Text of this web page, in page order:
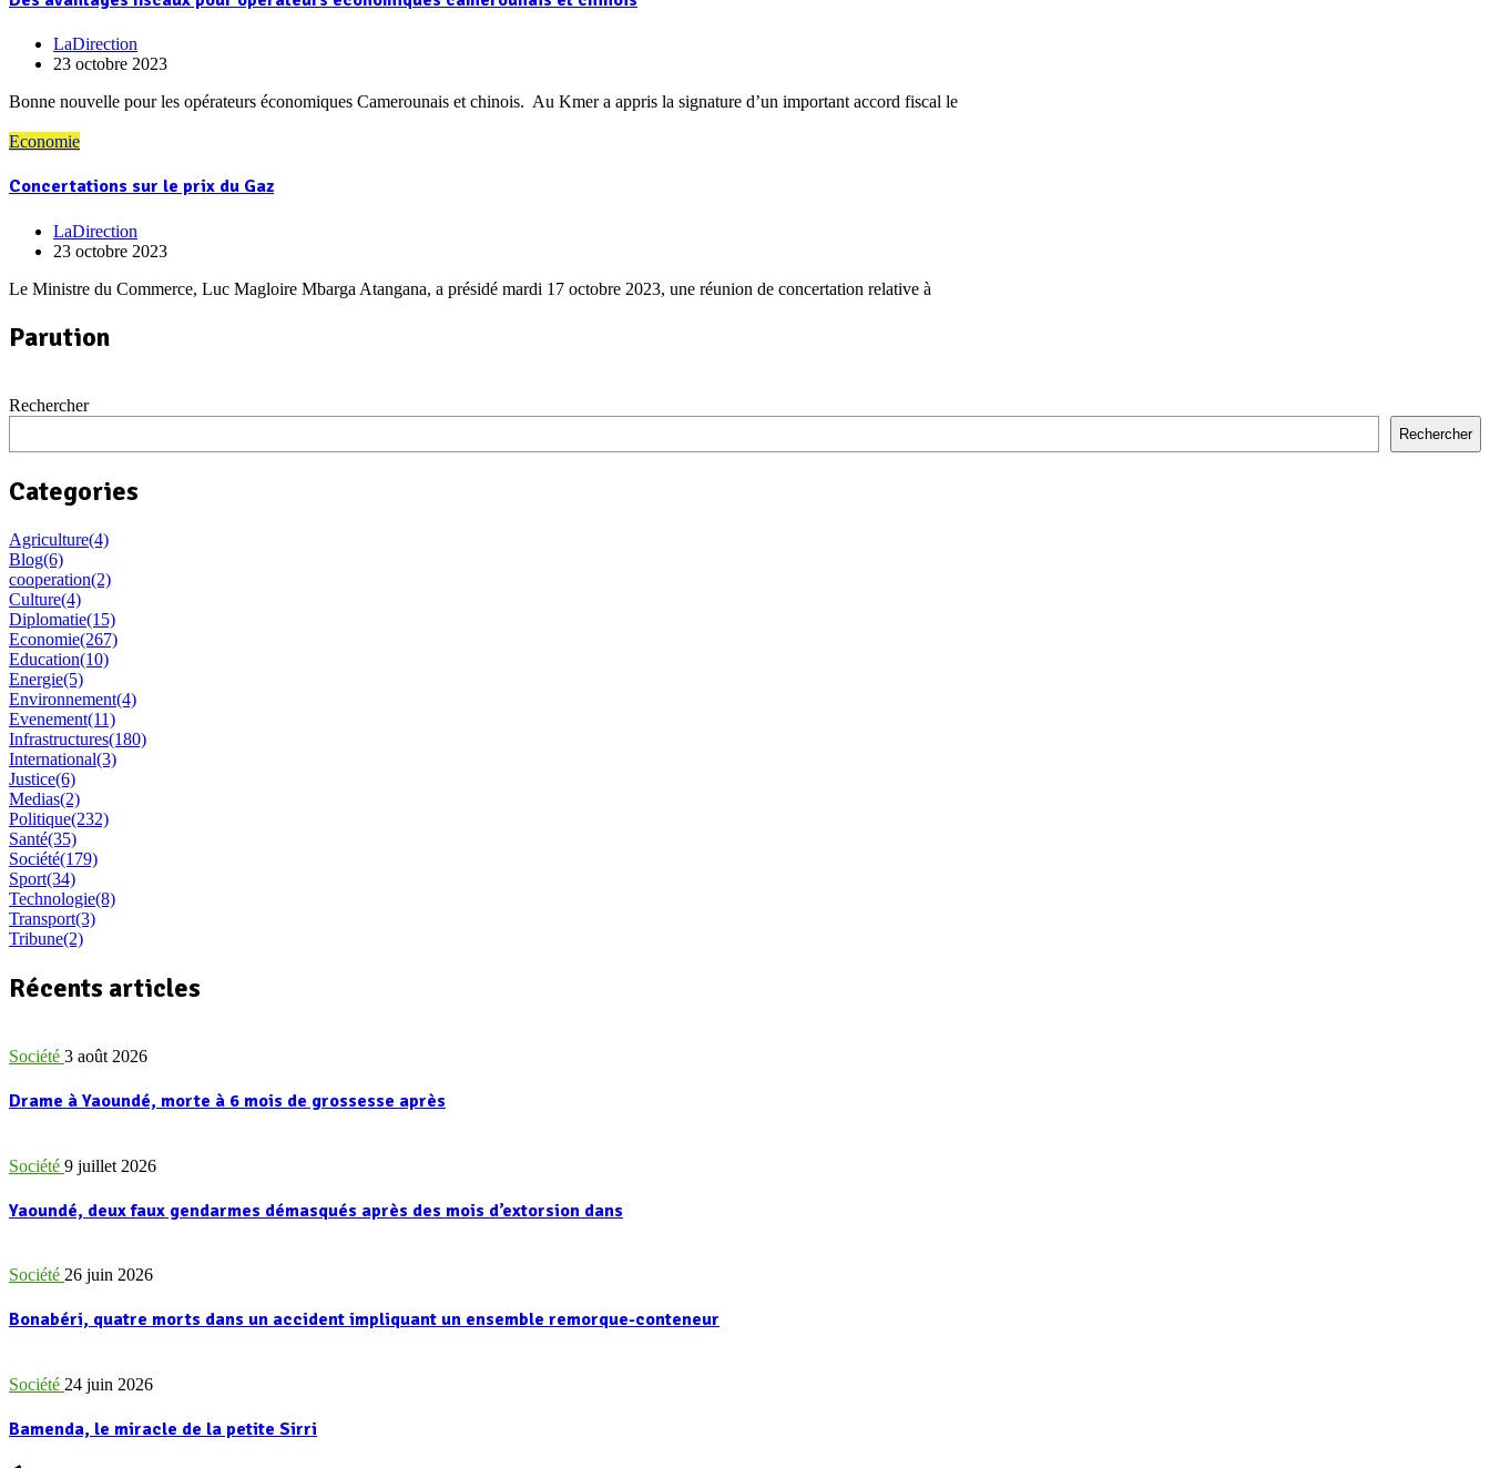
LaDirection
23 octobre 2023
Bonne nouvelle pour les opérateurs économiques Camerounais et chinois. Au Kmer a appris la signature d’un important accord fiscal le
Economie
Concertations sur le prix du Gaz
LaDirection
23 octobre 2023
Le Ministre du Commerce, Luc Magloire Mbarga Atangana, a présidé mardi 17 octobre 2023, une réunion de concertation relative à
Parution
Rechercher
Rechercher
Categories
Agriculture(4)
Blog(6)
cooperation(2)
Culture(4)
Diplomatie(15)
Economie(267)
Education(10)
Energie(5)
Environnement(4)
Evenement(11)
Infrastructures(180)
International(3)
Justice(6)
Medias(2)
Politique(232)
Santé(35)
Société(179)
Sport(34)
Technologie(8)
Transport(3)
Tribune(2)
Récents articles
Société 3 août 2026
Drame à Yaoundé, morte à 6 mois de grossesse après
Société 9 juillet 2026
Yaoundé, deux faux gendarmes démasqués après des mois d’extorsion dans
Société 26 juin 2026
Bonabéri, quatre morts dans un accident impliquant un ensemble remorque-conteneur
Société 24 juin 2026
Bamenda, le miracle de la petite Sirri